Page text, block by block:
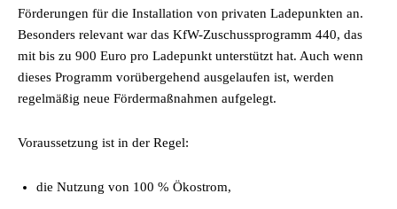
Förderungen für die Installation von privaten Ladepunkten an.
Besonders relevant war das KfW-Zuschussprogramm 440, das
mit bis zu 900 Euro pro Ladepunkt unterstützt hat. Auch wenn
dieses Programm vorübergehend ausgelaufen ist, werden
regelmäßig neue Fördermaßnahmen aufgelegt.
Voraussetzung ist in der Regel:
die Nutzung von 100 % Ökostrom,